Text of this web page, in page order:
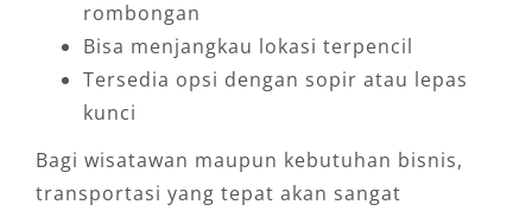
rombongan
Bisa menjangkau lokasi terpencil
Tersedia opsi dengan sopir atau lepas
kunci
Bagi wisatawan maupun kebutuhan bisnis,
transportasi yang tepat akan sangat